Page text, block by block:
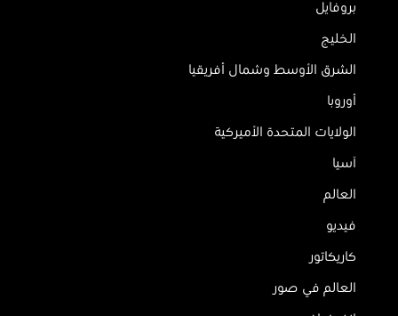
بروفايل
الخليج
الشرق الأوسط وشمال أفريقيا
أوروبا
الولايات المتحدة الأميركية
آسيا
العالم
فيديو
كاريكاتور
العالم في صور